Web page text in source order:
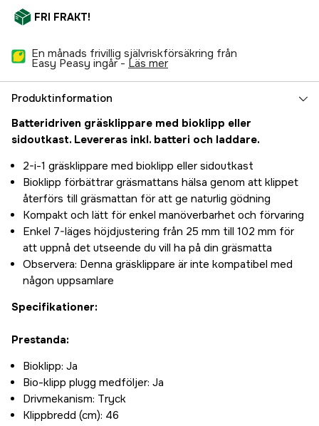
FRI FRAKT!
En månads frivillig självriskförsäkring från
Easy Peasy ingår - läs mer
Produktinformation
Batteridriven gräsklippare med bioklipp eller
sidoutkast. Levereras inkl. batteri och laddare.
2-i-1 gräsklippare med bioklipp eller sidoutkast
Bioklipp förbättrar gräsmattans hälsa genom att klippet
återförs till gräsmattan för att ge naturlig gödning
Kompakt och lätt för enkel manöverbarhet och förvaring
Enkel 7-läges höjdjustering från 25 mm till 102 mm för
att uppnå det utseende du vill ha på din gräsmatta
Observera: Denna gräsklippare är inte kompatibel med
någon uppsamlare
Specifikationer:
Prestanda:
Bioklipp: Ja
Bio-klipp plugg medföljer: Ja
Drivmekanism: Tryck
Klippbredd (cm): 46